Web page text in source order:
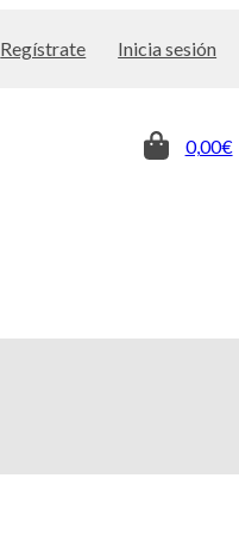
Regístrate Inicia sesión
0,00€